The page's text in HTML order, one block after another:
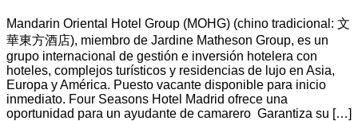
Mandarin Oriental Hotel Group (MOHG) (chino tradicional: 文
華東方酒店), miembro de Jardine Matheson Group, es un
grupo internacional de gestión e inversión hotelera con
hoteles, complejos turísticos y residencias de lujo en Asia,
Europa y América. Puesto vacante disponible para inicio
inmediato. Four Seasons Hotel Madrid ofrece una
oportunidad para un ayudante de camarero Garantiza su […]